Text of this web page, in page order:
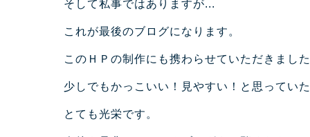
そして私事ではありますが...
これが最後のブログになります。
このＨＰの制作にも携わらせていただきました
少しでもかっこいい！見やすい！と思ってい
とても光栄です。